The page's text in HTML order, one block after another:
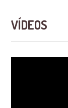
VÍDEOS